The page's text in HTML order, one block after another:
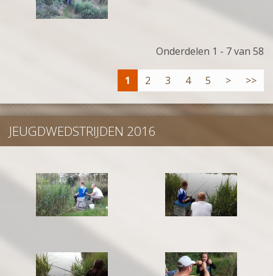
Onderdelen 1 - 7 van 58
1 2 3 4 5 > >>
JEUGDWEDSTRIJDEN 2016